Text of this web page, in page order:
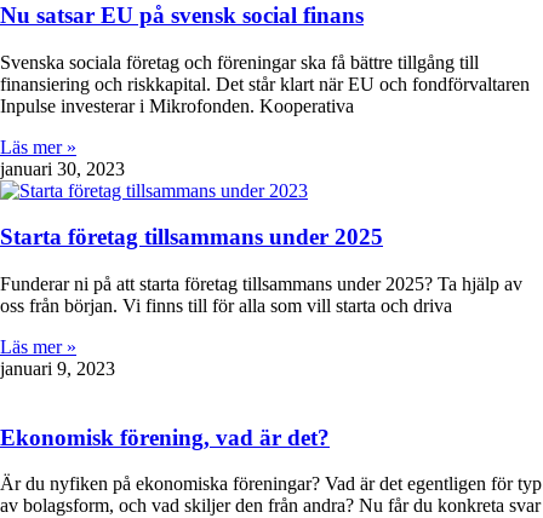
Nu satsar EU på svensk social finans
Svenska sociala företag och föreningar ska få bättre tillgång till
finansiering och riskkapital. Det står klart när EU och fondförvaltaren
Inpulse investerar i Mikrofonden. Kooperativa
Läs mer »
januari 30, 2023
Starta företag tillsammans under 2025
Funderar ni på att starta företag tillsammans under 2025? Ta hjälp av
oss från början. Vi finns till för alla som vill starta och driva
Läs mer »
januari 9, 2023
Ekonomisk förening, vad är det?
Är du nyfiken på ekonomiska föreningar? Vad är det egentligen för typ
av bolagsform, och vad skiljer den från andra? Nu får du konkreta svar